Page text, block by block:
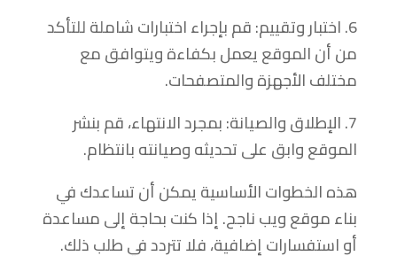
6. اختبار وتقييم: قم بإجراء اختبارات شاملة للتأكد
من أن الموقع يعمل بكفاءة ويتوافق مع
مختلف الأجهزة والمتصفحات.
7. الإطلاق والصيانة: بمجرد الانتهاء، قم بنشر
الموقع وابق على تحديثه وصيانته بانتظام.
هذه الخطوات الأساسية يمكن أن تساعدك في
بناء موقع ويب ناجح. إذا كنت بحاجة إلى مساعدة
أو استفسارات إضافية، فلا تتردد في طلب ذلك.